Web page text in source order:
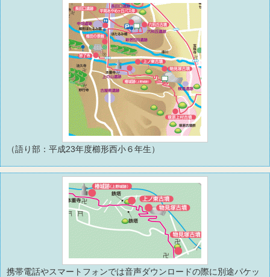
（語り部：平成23年度櫛形西小６年生）
携帯電話やスマートフォンでは音声ダウンロードの際に別途パケッ